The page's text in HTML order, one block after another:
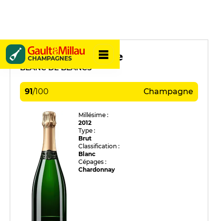
CHAMPAGNES
Xavier Alexandre
BLANC DE BLANCS
91/100 Champagne
Millésime :
2012
Type :
Brut
Classification :
Blanc
Cépages :
Chardonnay